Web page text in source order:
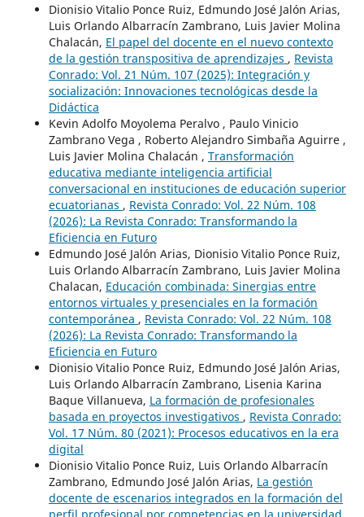
Dionisio Vitalio Ponce Ruiz, Edmundo José Jalón Arias,
Luis Orlando Albarracín Zambrano, Luis Javier Molina
Chalacán, El papel del docente en el nuevo contexto
de la gestión transpositiva de aprendizajes , Revista
Conrado: Vol. 21 Núm. 107 (2025): Integración y
socialización: Innovaciones tecnológicas desde la
Didáctica
Kevin Adolfo Moyolema Peralvo , Paulo Vinicio
Zambrano Vega , Roberto Alejandro Simbaña Aguirre ,
Luis Javier Molina Chalacán , Transformación
educativa mediante inteligencia artificial
conversacional en instituciones de educación superior
ecuatorianas , Revista Conrado: Vol. 22 Núm. 108
(2026): La Revista Conrado: Transformando la
Eficiencia en Futuro
Edmundo José Jalón Arias, Dionisio Vitalio Ponce Ruiz,
Luis Orlando Albarracín Zambrano, Luis Javier Molina
Chalacan, Educación combinada: Sinergias entre
entornos virtuales y presenciales en la formación
contemporánea , Revista Conrado: Vol. 22 Núm. 108
(2026): La Revista Conrado: Transformando la
Eficiencia en Futuro
Dionisio Vitalio Ponce Ruiz, Edmundo José Jalón Arias,
Luis Orlando Albarracín Zambrano, Lisenia Karina
Baque Villanueva, La formación de profesionales
basada en proyectos investigativos , Revista Conrado:
Vol. 17 Núm. 80 (2021): Procesos educativos en la era
digital
Dionisio Vitalio Ponce Ruiz, Luis Orlando Albarracín
Zambrano, Edmundo José Jalón Arias, La gestión
docente de escenarios integrados en la formación del